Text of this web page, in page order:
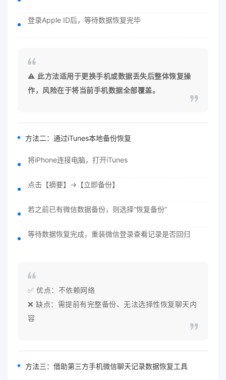
登录Apple ID后，等待数据恢复完毕
⚠️ 此方法适用于更换手机或数据丢失后整体恢复操
作，风险在于将当前手机数据全部覆盖。
方法二：通过iTunes本地备份恢复
将iPhone连接电脑，打开iTunes
点击【摘要】→【立即备份】
若之前已有微信数据备份，则选择“恢复备份”
等待数据恢复完成，重装微信登录查看记录是否回归
✅ 优点：不依赖网络
❌ 缺点：需提前有完整备份、无法选择性恢复聊天内
容
方法三：借助第三方手机微信聊天记录数据恢复工具